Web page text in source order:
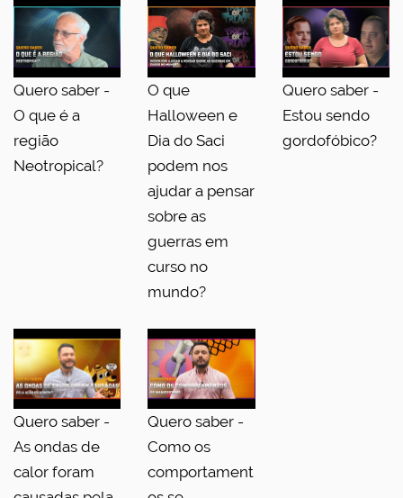
Quero saber -
O que é a
região
Neotropical?
O que
Halloween e
Dia do Saci
podem nos
ajudar a pensar
sobre as
guerras em
curso no
mundo?
Quero saber -
Estou sendo
gordofóbico?
Quero saber -
As ondas de
calor foram
Quero saber -
Como os
comportament